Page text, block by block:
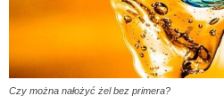
Czy można nałożyć żel bez primera?